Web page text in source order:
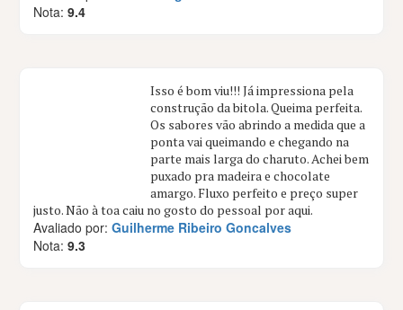
Nota:9.4
Isso é bom viu!!! Já impressiona pela
construção da bitola. Queima perfeita.
Os sabores vão abrindo a medida que a
ponta vai queimando e chegando na
parte mais larga do charuto. Achei bem
puxado pra madeira e chocolate
amargo. Fluxo perfeito e preço super
justo. Não à toa caiu no gosto do pessoal por aqui.
Avaliado por:Guilherme Ribeiro Goncalves
Nota:9.3